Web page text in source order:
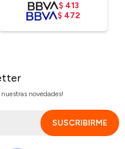
$ 413
$ 472
novedades!
SUSCRIBIRME